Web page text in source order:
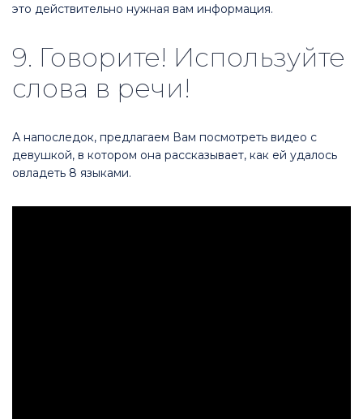
это действительно нужная вам информация.
9. Говорите! Используйте
слова в речи!
А напоследок, предлагаем Вам посмотреть видео с
девушкой, в котором она рассказывает, как ей удалось
овладеть 8 языками.